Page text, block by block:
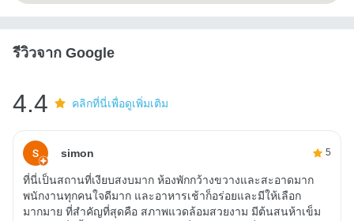
รีวิวจาก Google
4.4 คลิกที่นี่เพื่อดูเพิ่มเติม
simon 5
ที่นี่เป็นสถานที่เงียบสงบมาก ห้องพักกว้างขวางและสะอาดมาก
พนักงานทุกคนใจดีมาก และอาหารเช้าก็อร่อยและมีให้เลือก
มากมาย ที่สำคัญที่สุดคือ สภาพแวดล้อมสวยงาม มีต้นสนห้าเข็ม